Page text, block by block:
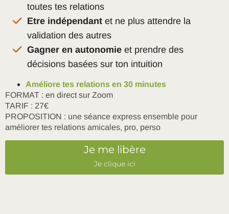
toutes tes relations
Etre indépendant et ne plus attendre la
validation des autres
Gagner en autonomie et prendre des
décisions basées sur ton intuition
Améliore tes relations en 30 minutes
FORMAT : en direct sur Zoom
TARIF : 27€
PROPOSITION : une séance express ensemble pour
améliorer tes relations amicales, pro, perso
Je me libère
Je clique ici